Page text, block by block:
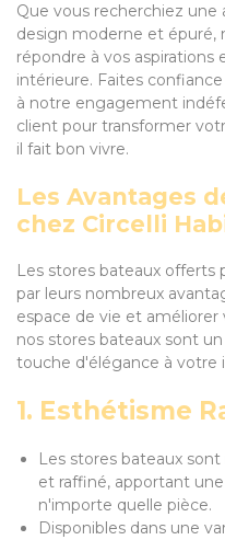
Que vous recherchiez
design moderne et épuré,
répondre à vos
intérieure. Faites
à notre engagement
client pour transformer
il fait bon vivre.
Les Avantages
chez Circelli
Les stores bateaux offerts
par leurs nombreux
espace de vie et
nos stores bateaux sont
touche d'élégance à votre
1. Esthétisme
Les stores bateaux
et raffiné, apportant
n'importe quelle pièce.
Disponibles dans une